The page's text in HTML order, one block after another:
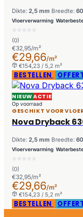
Dikte: 2,5 mm Breedte:
Vloerverwarming
(0)
€32,95/m²
€29,66/m²
€154,23 / 5,2 m²
BESTELLEN
NIEUWACTIE
Op voorraad
GESCHIKT VOOR
Nova Dryback
Dikte: 2,5 mm Breedte:
Vloerverwarming
(0)
€32,95/m²
€29,66/m²
€154,23 / 5,2 m²
BESTELLEN